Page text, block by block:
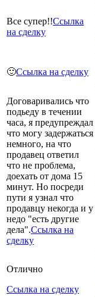
Все супер!!Ссылка
на сделку
🙂Ссылка на сделку
Договаривались что
подьеду в течении
часа, я предупреждал
что могу задержаться
немного, на что
продавец ответил
что не проблема,
доехать от дома 15
минут. Но посреди
пути я узнал что
продавцу некогда и у
недо "есть другие
дела".Ссылка на
сделку
Отлично
Ссылка на сделку